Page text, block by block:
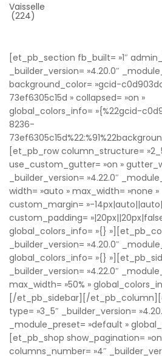
Vaisselle
(224)
[et_pb_section fb_built= »1″
_builder_version= »4.20.0″
background_color= »gcid-
73ef6305c15d » collapsed= »on »
global_colors_info= »{%22gcid-
8236-
[et_pb_row column_structure=
use_custom_gutter= »on »
_builder_version= »4.22.0″
width= »auto » max_width= »none »
custom_margin= »-
custom_padding=
global_colors_info= »{}
_builder_version= »4.20.0″
global_colors_info= »{}
_builder_version= »4.22.0″
max_width= »50% »
[/et_pb_sidebar][/
type= »3_5″ _builder_version=
_module_preset= »default »
[et_pb_shop show_pagination=
columns_number= »4″